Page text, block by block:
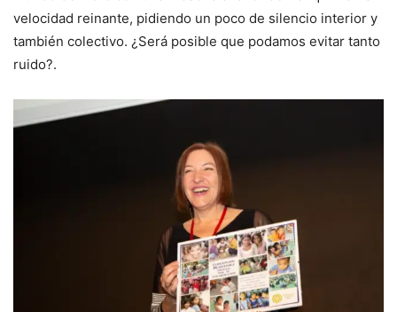
velocidad reinante, pidiendo un poco de silencio interior y
también colectivo. ¿Será posible que podamos evitar tanto
ruido?.